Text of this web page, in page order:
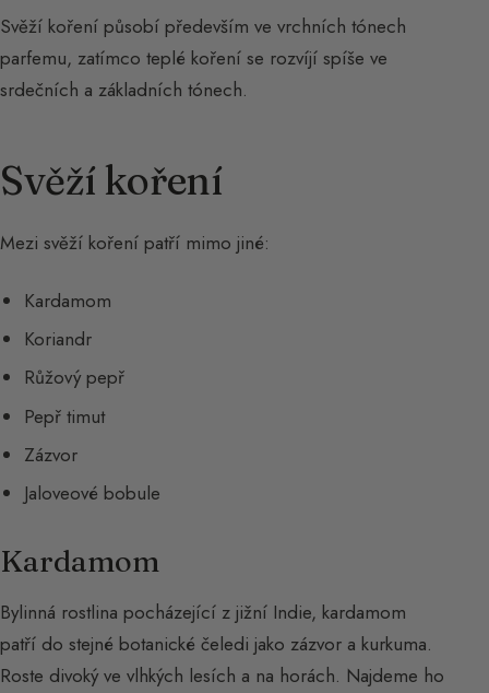
Svěží koření působí především ve vrchních tónech
parfemu, zatímco teplé koření se rozvíjí spíše ve
srdečních a základních tónech.
Svěží koření
Mezi svěží koření patří mimo jiné:
Kardamom
Koriandr
Růžový pepř
Pepř timut
Zázvor
Jaloveové bobule
Kardamom
Bylinná rostlina pocházející z jižní Indie, kardamom
patří do stejné botanické čeledi jako zázvor a kurkuma.
Roste divoký ve vlhkých lesích a na horách. Najdeme ho